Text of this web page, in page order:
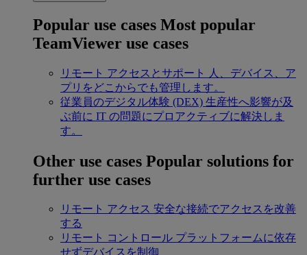
Popular use cases Most popular
TeamViewer use cases
リモート アクセスとサポート
人、デバイス、ア
プリをどこからでも管理します。
従業員のデジタル体験 (DEX) 生産性へ影響が及
ぶ前に IT の問題にプロアクティブに解決しま
す。
Other use cases Popular solutions for
further use cases
リモート アクセス 安全な接続でアクセスを改善
する
リモート コントロール プラットフォームに依存
せずデバイスを制御